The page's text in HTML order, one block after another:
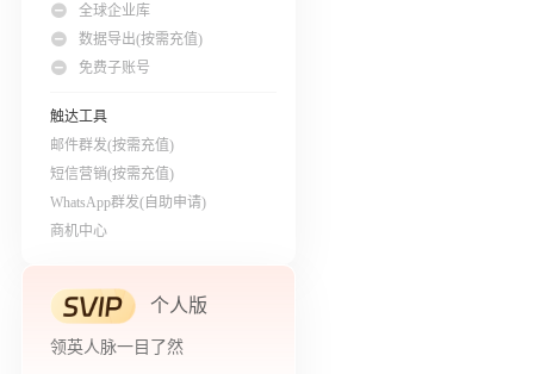
全球企业库
数据导出(按需充值)
免费子账号
触达工具
邮件群发(按需充值)
短信营销(按需充值)
WhatsApp群发(自助申请)
商机中心
个人版
领英人脉一目了然